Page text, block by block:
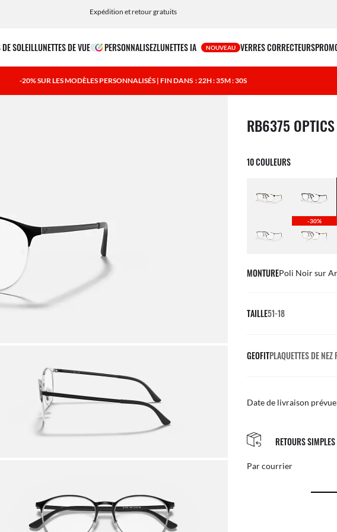
Choisissez Klarna et PayPal pour des options de paiement simples et flexibles
DE SOLEILLUNETTES DE VUE PERSONNALISEZLUNETTES IA NOUVEAU VERRES CORRECTEURS
-20% SUR LES MODÈLES PERSONNALISÉS | FIN DANS : 22H : 35M : 29S
1 article a été retiré de
RB6375 OPTICS
10 COULEURS
-30%
MONTUREPoli Noir sur
TAILLE51-18
GEOFITPLAQUETTES DE NEZ
Date de livraison
L’AJUSTEMENT
Ajustements